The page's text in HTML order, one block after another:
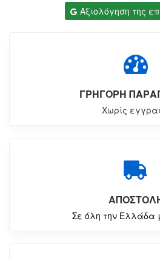
Αξιολόγηση της
ΓΡΗΓΟΡΗ
Χωρίς
Σε όλη την Ελλάδα